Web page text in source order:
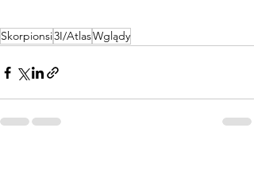
Skorpionsi3I/AtlasWglądy